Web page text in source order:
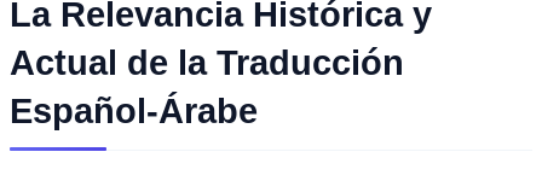
La Relevancia Histórica y
Actual de la Traducción
Español-Árabe